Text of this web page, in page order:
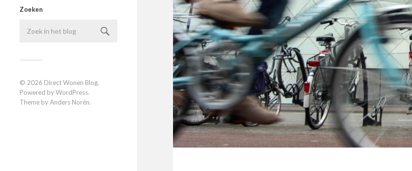
Zoeken
© 2026 Direct Wonen Blog.
Powered byWordPress.
Theme byAnders Norén.